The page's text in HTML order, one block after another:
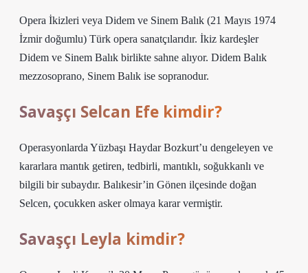
Opera İkizleri veya Didem ve Sinem Balık (21 Mayıs 1974
İzmir doğumlu) Türk opera sanatçılarıdır. İkiz kardeşler
Didem ve Sinem Balık birlikte sahne alıyor. Didem Balık
mezzosoprano, Sinem Balık ise sopranodur.
Savaşçı Selcan Efe kimdir?
Operasyonlarda Yüzbaşı Haydar Bozkurt’u dengeleyen ve
kararlara mantık getiren, tedbirli, mantıklı, soğukkanlı ve
bilgili bir subaydır. Balıkesir’in Gönen ilçesinde doğan
Selcen, çocukken asker olmaya karar vermiştir.
Savaşçı Leyla kimdir?